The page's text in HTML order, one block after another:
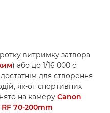
витримку затвора
) або до 1/16 000 с
для створення
як-от спортивних
на камеру Canon
70-200mm